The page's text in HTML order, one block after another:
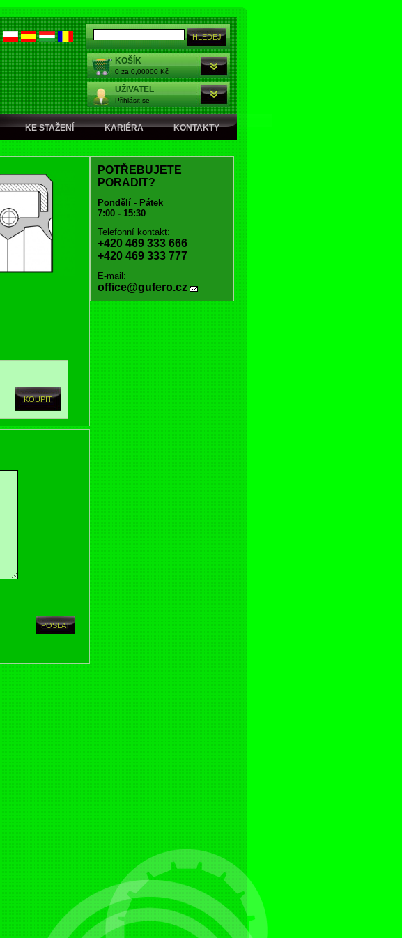
KOŠÍK
0 za 0,00000 Kč
UŽIVATEL
Přihlásit se
KE STAŽENÍ KARIÉRA KONTAKTY
POTŘEBUJETE
PORADIT?
Pondělí - Pátek
7:00 - 15:30
Telefonní kontakt:
+420 469 333 666
+420 469 333 777
E-mail:
office@gufero.cz